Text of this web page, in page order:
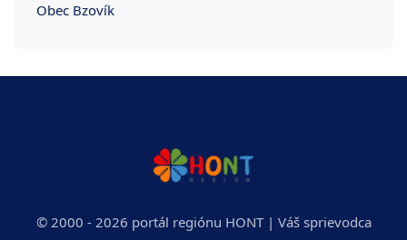
Obec Bzovík
© 2000 - 2026 portál regiónu HONT | Váš sprievodca